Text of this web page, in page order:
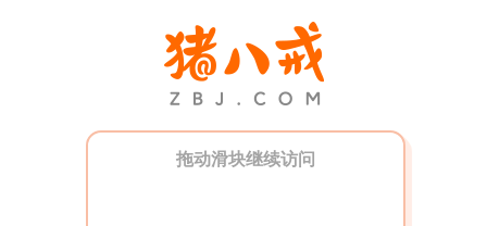
拖动滑块继续访问